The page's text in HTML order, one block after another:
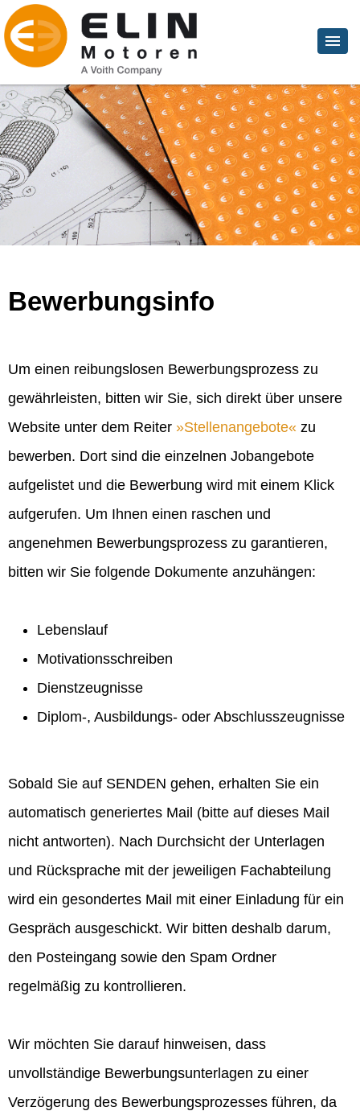
Bewerbungsinfo
Um einen reibungslosen Bewerbungsprozess zu
gewährleisten, bitten wir Sie, sich direkt über unsere
Website unter dem Reiter
Stellenangebote
zu
bewerben. Dort sind die einzelnen Jobangebote
aufgelistet und die Bewerbung wird mit einem Klick
aufgerufen. Um Ihnen einen raschen und
angenehmen Bewerbungsprozess zu garantieren,
bitten wir Sie folgende Dokumente anzuhängen:
Lebenslauf
Motivationsschreiben
Dienstzeugnisse
Diplom-, Ausbildungs- oder Abschlusszeugnisse
Sobald Sie auf SENDEN gehen, erhalten Sie ein
automatisch generiertes Mail (bitte auf dieses Mail
nicht antworten). Nach Durchsicht der Unterlagen
und Rücksprache mit der jeweiligen Fachabteilung
wird ein gesondertes Mail mit einer Einladung für ein
Gespräch ausgeschickt. Wir bitten deshalb darum,
den Posteingang sowie den Spam Ordner
regelmäßig zu kontrollieren.
Wir möchten Sie darauf hinweisen, dass
unvollständige Bewerbungsunterlagen zu einer
Verzögerung des Bewerbungsprozesses führen, da